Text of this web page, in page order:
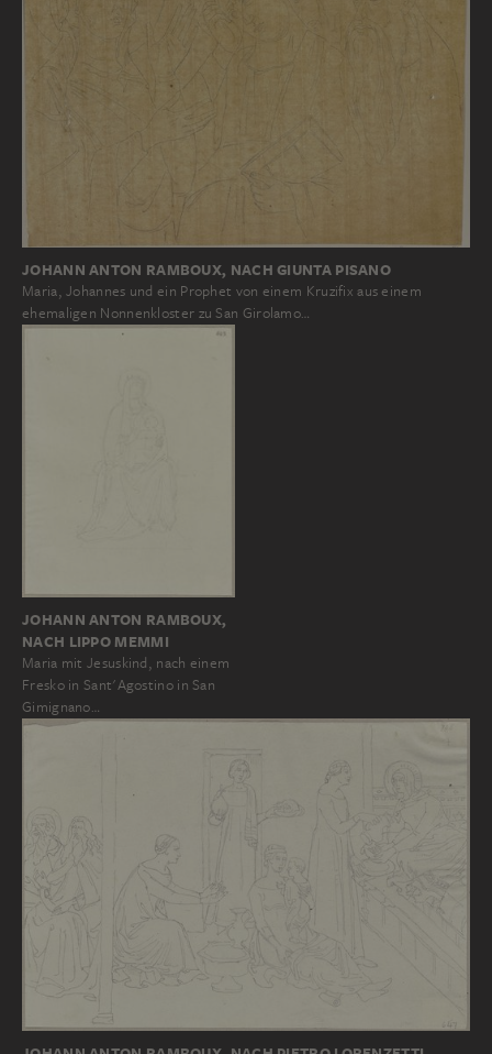
JOHANN ANTON RAMBOUX, NACH GIUNTA PISANO
Maria, Johannes und ein Prophet von einem Kruzifix aus einem
ehemaligen Nonnenkloster zu San Girolamo…
JOHANN ANTON RAMBOUX,
NACH LIPPO MEMMI
Maria mit Jesuskind, nach einem
Fresko in Sant'Agostino in San
Gimignano…